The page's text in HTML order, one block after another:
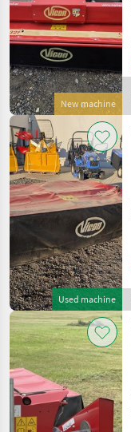
New machine
Used machine